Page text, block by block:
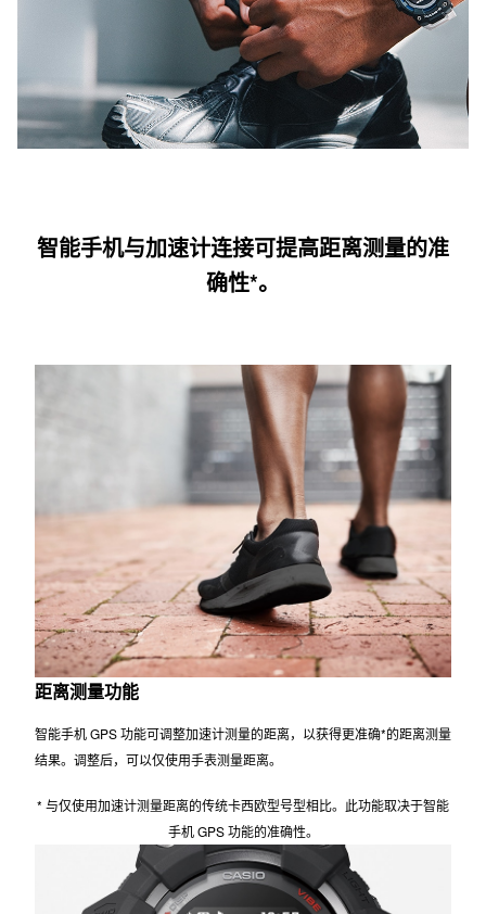
智能手机与加速计连接可提高距离测量的准
确性*。
距离测量功能
智能手机 GPS 功能可调整加速计测量的距离，以获得更准确*的距离测量
结果。调整后，可以仅使用手表测量距离。
* 与仅使用加速计测量距离的传统卡西欧型号型相比。此功能取决于智能
手机 GPS 功能的准确性。